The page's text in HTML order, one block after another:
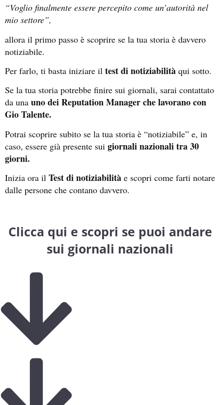
“Voglio finalmente essere percepito come un’autorità nel
mio settore”,
allora il primo passo è scoprire se la tua storia è davvero
notiziabile.
Per farlo, ti basta iniziare il test di notiziabilità qui sotto.
Se la tua storia potrebbe finire sui giornali, sarai contattato
da una uno dei Reputation Manager che lavorano con
Gio Talente.
Potrai scoprire subito se la tua storia è “notiziabile” e, in
caso, essere già presente sui giornali nazionali tra 30
giorni.
Inizia ora il Test di notiziabilità e scopri come farti notare
dalle persone che contano davvero.
Clicca qui e scopri se puoi andare
sui giornali nazionali